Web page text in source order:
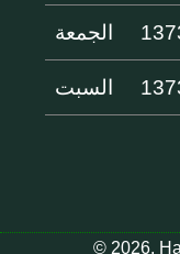
الجمعة
السبت
© 2026,